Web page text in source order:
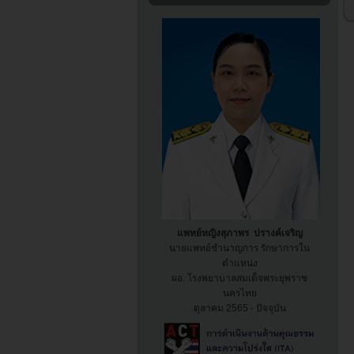
แพทย์หญิงสุภาพร ปรางค์เจริญ
นายแพทย์ชำนาญการ รักษาการใน
ตำแหน่ง
ผอ. โรงพยาบาลสมเด็จพระยุพราช
นครไทย
ตุลาคม 2565 - ปัจจุบัน